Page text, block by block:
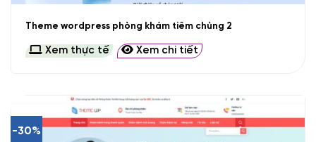
Theme wordpress phòng khám tiêm chủng 2
Xem thực tế Xem chi tiết
-30%